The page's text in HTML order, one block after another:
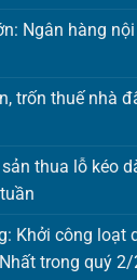
Ngân hàng
trốn thuế nhà
thua lỗ kéo
Khởi công loạt
trong quý